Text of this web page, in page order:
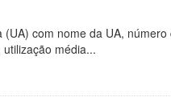
com nome da UA,
média...